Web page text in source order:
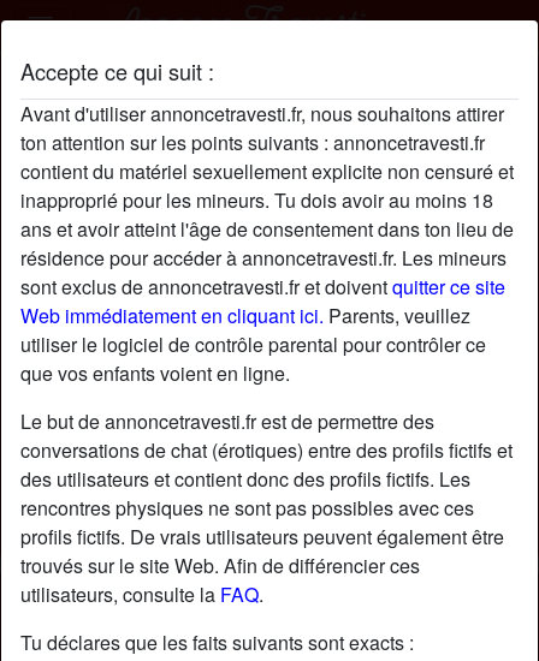
Accepte ce qui suit :
Avant d'utiliser annoncetravesti.fr, nous souhaitons attirer
ton attention sur les points suivants : annoncetravesti.fr
contient du matériel sexuellement explicite non censuré et
inapproprié pour les mineurs. Tu dois avoir au moins 18
ans et avoir atteint l'âge de consentement dans ton lieu de
résidence pour accéder à annoncetravesti.fr. Les mineurs
sont exclus de annoncetravesti.fr et doiventquitter ce site
Web immédiatement en cliquant ici. Parents, veuillez
utiliser le logiciel de contrôle parental pour contrôler ce
que vos enfants voient en ligne.
Le but de annoncetravesti.fr est de permettre des
conversations de chat (érotiques) entre des profils fictifs et
des utilisateurs et contient donc des profils fictifs. Les
rencontres physiques ne sont pas possibles avec ces
profils fictifs. De vrais utilisateurs peuvent également être
trouvés sur le site Web. Afin de différencier ces
utilisateurs, consulte la FAQ.
Tu déclares que les faits suivants sont exacts :
Ségolène33 profil
radio_button_checked
starAjouter chatDiscuter !